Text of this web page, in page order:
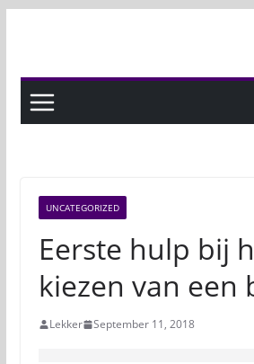
UNCATEGORIZED
Eerste hulp bij
kiezen van een
Lekker September 11, 2018